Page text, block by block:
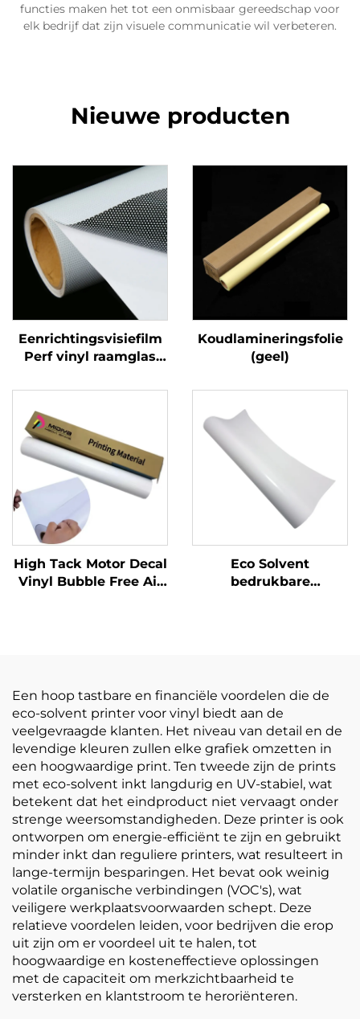
functies maken het tot een onmisbaar gereedschap voor
elk bedrijf dat zijn visuele communicatie wil verbeteren.
Nieuwe producten
Eenrichtingsvisiefilm
Perf vinyl raamglas
Perforated Viny Roll
Koudlamineringsfolie
(geel)
High Tack Motor Decal
Vinyl Bubble Free Air
Eco Solvent
bedrukbare
Een hoop tastbare en financiële voordelen die de
eco-solvent printer voor vinyl biedt aan de
veelgevraagde klanten. Het niveau van detail en de
levendige kleuren zullen elke grafiek omzetten in
een hoogwaardige print. Ten tweede zijn de prints
met eco-solvent inkt langdurig en UV-stabiel, wat
betekent dat het eindproduct niet vervaagt onder
strenge weersomstandigheden. Deze printer is ook
ontworpen om energie-efficiënt te zijn en gebruikt
minder inkt dan reguliere printers, wat resulteert in
lange-termijn besparingen. Het bevat ook weinig
volatile organische verbindingen (VOC's), wat
veiligere werkplaatsvoorwaarden schept. Deze
relatieve voordelen leiden, voor bedrijven die erop
uit zijn om er voordeel uit te halen, tot
hoogwaardige en kosteneffectieve oplossingen
met de capaciteit om merkzichtbaarheid te
versterken en klantstroom te heroriënteren.